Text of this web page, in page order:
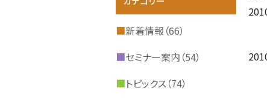
■新着情報（66）
■セミナー案内（54）
■トピックス（74）